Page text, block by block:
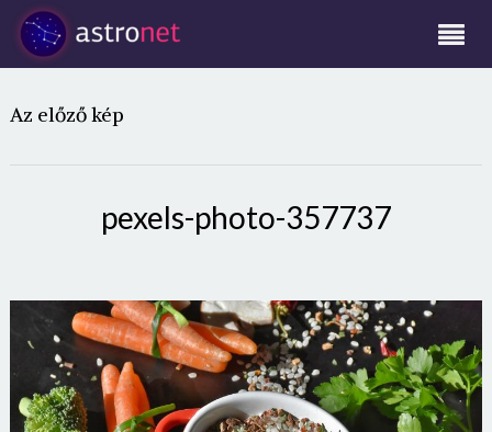
Az előző kép
pexels-photo-357737